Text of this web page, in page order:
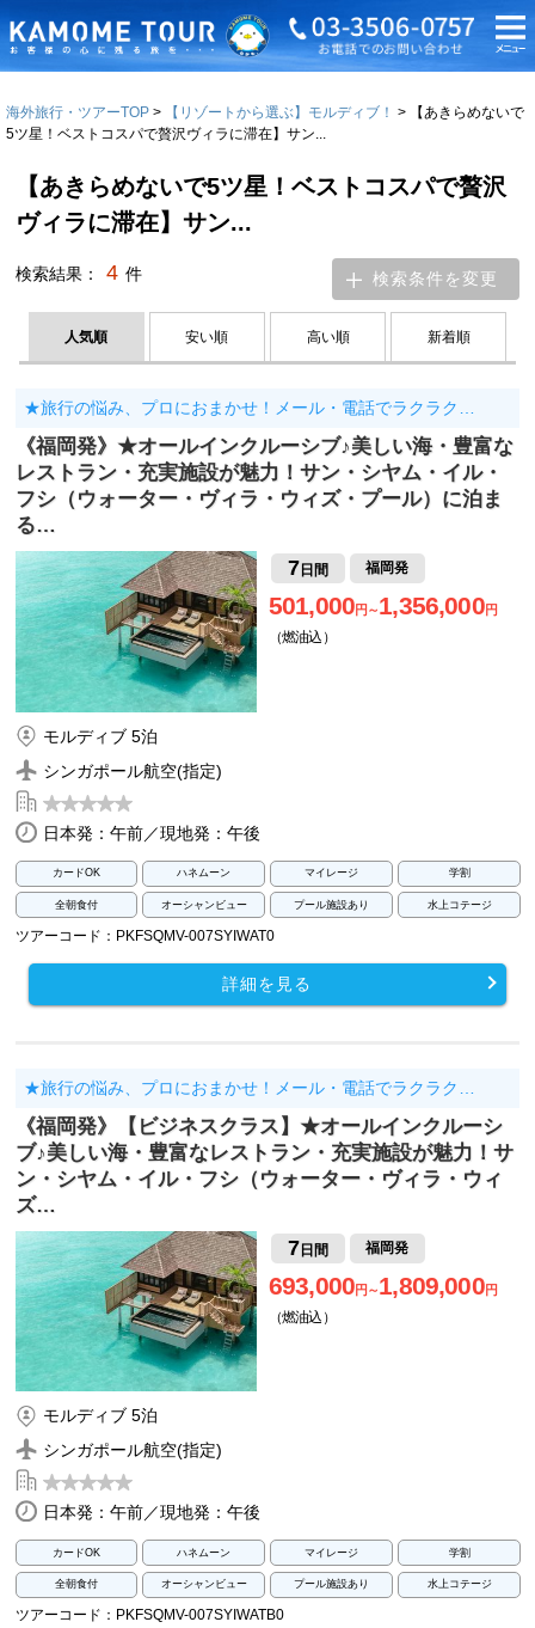
海外旅行・ツアーTOP 【リゾートから選ぶ】モルディブ！
【あきらめないで
5ツ星！ベストコスパで贅沢ヴィラに滞在】サン...
【あきらめないで5ツ星！ベストコスパで贅沢
ヴィラに滞在】サン...
検索結果： 4 件 検索条件を変更
人気順 安い順 高い順 新着順
★旅行の悩み、プロにおまかせ！メール・電話でラクラク…
《福岡発》★オールインクルーシブ♪美しい海・豊富な
レストラン・充実施設が魅力！サン・シヤム・イル・
フシ（ウォーター・ヴィラ・ウィズ・プール）に泊ま
る…
7 日間 福岡発
501,000円～1,356,000円
（燃油込）
モルディブ 5泊
シンガポール航空(指定)
日本発：午前／現地発：午後
カードOK ハネムーン マイレージ 学割
全朝食付 オーシャンビュー プール施設あり 水上コテージ
ツアーコード：PKFSQMV-007SYIWAT0
詳細を見る
★旅行の悩み、プロにおまかせ！メール・電話でラクラク…
《福岡発》【ビジネスクラス】★オールインクルーシ
ブ♪美しい海・豊富なレストラン・充実施設が魅力！サ
ン・シヤム・イル・フシ（ウォーター・ヴィラ・ウィ
ズ…
7 日間 福岡発
693,000円～1,809,000円
（燃油込）
モルディブ 5泊
シンガポール航空(指定)
日本発：午前／現地発：午後
カードOK ハネムーン マイレージ 学割
全朝食付 オーシャンビュー プール施設あり 水上コテージ
ツアーコード：PKFSQMV-007SYIWATB0